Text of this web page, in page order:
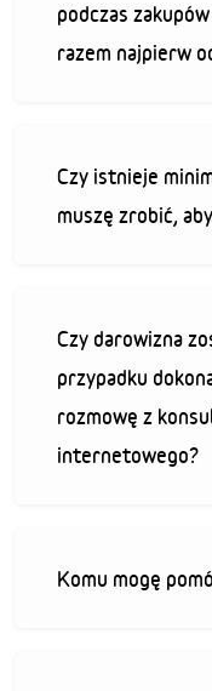
podczas
razem najpierw
Czy istnieje
muszę zrobić,
Czy darowizna
przypadku
rozmowę z
internetowego?
Komu mogę